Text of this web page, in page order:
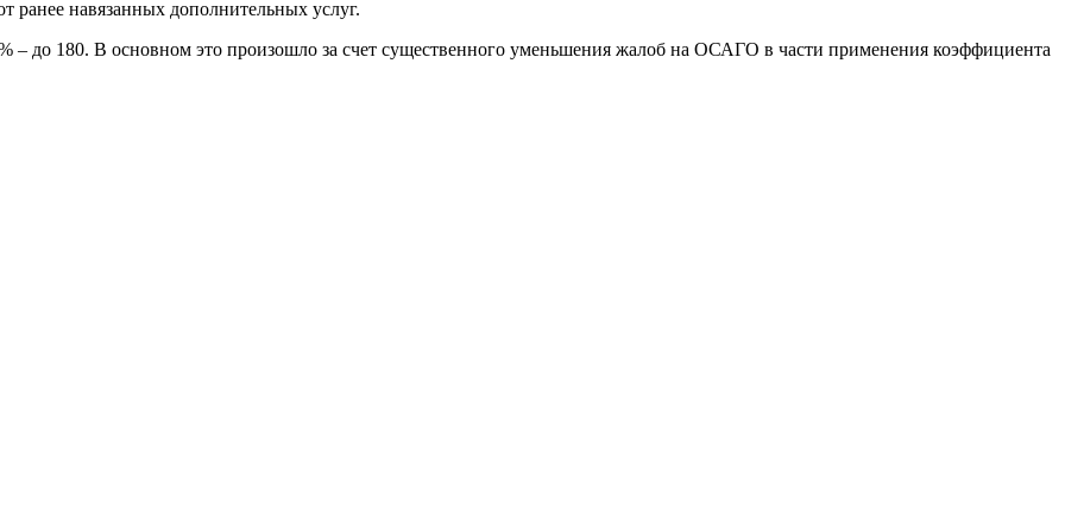
ранее навязанных дополнительных услуг.
– до 180. В основном это произошло за счет существенного уменьшения жалоб на ОСАГО в части применения коэффициента